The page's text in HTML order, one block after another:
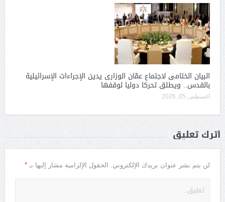
البيان الختامى لاجتماع عمّان الوزارى يدين الإجراءات الإسرائيلية
بالقدس.. ويطلق تحركا دوليا لوقفها
أغسطس 05, 2026
أترك تعليق
لن يتم نشر عنوان بريدك الإلكتروني. الحقول الإلزامية مشار إليها بـ *